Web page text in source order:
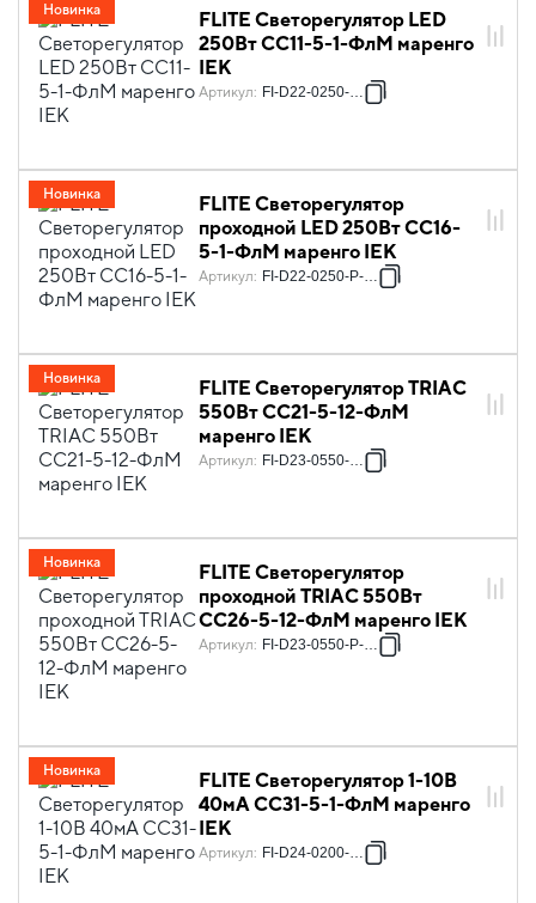
FLITE Светорегулятор LED
250Вт СС11-5-1-ФлМ маренго
IEK
Артикул: FI-D22-0250-K35
Новинка
FLITE Светорегулятор
проходной LED 250Вт СС16-
5-1-ФлМ маренго IEK
Артикул: FI-D22-0250-P-K35
Новинка
FLITE Светорегулятор TRIAC
550Вт СС21-5-12-ФлМ
маренго IEK
Артикул: FI-D23-0550-K35
Новинка
FLITE Светорегулятор
проходной TRIAC 550Вт
СС26-5-12-ФлМ маренго IEK
Артикул: FI-D23-0550-P-K35
Новинка
FLITE Светорегулятор 1-10В
40мА СС31-5-1-ФлМ маренго
IEK
Артикул: FI-D24-0200-K35
Новинка